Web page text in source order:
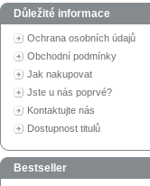
Důležité informace
Ochrana osobních údajů
Obchodní podmínky
Jak nakupovat
Jste u nás poprvé?
Kontaktujte nás
Dostupnost titulů
Bestseller